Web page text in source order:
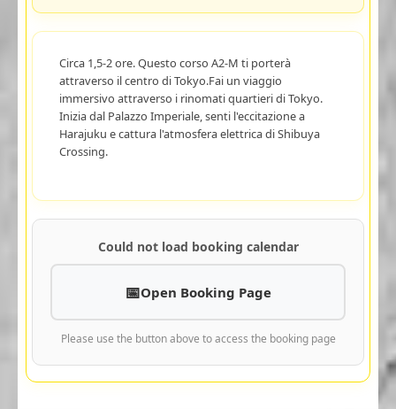
Circa 1,5-2 ore. Questo corso A2-M ti porterà
attraverso il centro di Tokyo.Fai un viaggio
immersivo attraverso i rinomati quartieri di Tokyo.
Inizia dal Palazzo Imperiale, senti l'eccitazione a
Harajuku e cattura l'atmosfera elettrica di Shibuya
Crossing.
Could not load booking calendar
Open Booking Page
Please use the button above to access the booking page